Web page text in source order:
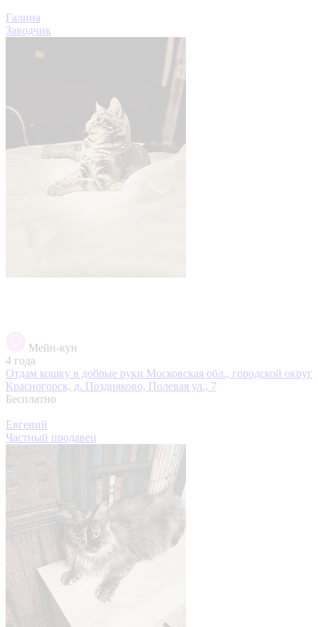
Галина
Заводчик
Мейн-кун
4 года
Отдам кошку в добрые руки Московская обл., городской округ
Красногорск, д. Поздняково, Полевая ул., 7
Бесплатно
Евгений
Частный продавец